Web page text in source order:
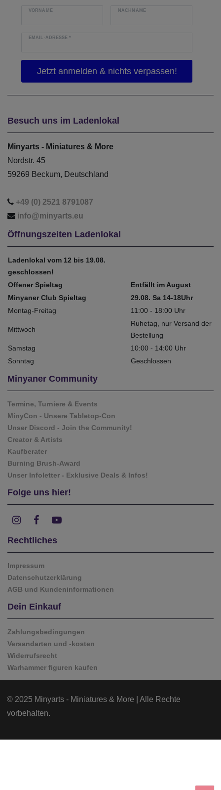
VORNAME NACHNAME
EMAIL-ADRESSE*
Besuch uns im Ladenlokal
Minyarts - Miniatures & More
Nordstr. 45
59269 Beckum, Deutschland
+49 (0) 2521 8791087
info@minyarts.eu
Öffnungszeiten Ladenlokal
Ladenlokal vom 12 bis 19.08.
geschlossen!
Offener Spieltag
Entfällt im August
Minyaner Club Spieltag
29.08. Sa 14-18Uhr
Montag-Freitag
11:00 - 18:00 Uhr
Mittwoch
Ruhetag, nur Versand der
Bestellung
Samstag
10:00 - 14:00 Uhr
Sonntag
Geschlossen
Minyaner Community
Termine, Turniere & Events
MinyCon - Unsere Tabletop-Con
Unser Discord - Join the Community!
Creator & Artists
Kaufberater
Burning Brush-Award
Unser Infoletter - Exklusive Deals & Infos!
Folge uns hier!
Rechtliches
Impressum
Datenschutzerklärung
AGB und Kundeninformationen
Dein Einkauf
Zahlungsbedingungen
Versandarten und -kosten
Widerrufsrecht
Warhammer figuren kaufen
© 2025 Minyarts - Miniatures & More | Alle Rechte
vorbehalten.